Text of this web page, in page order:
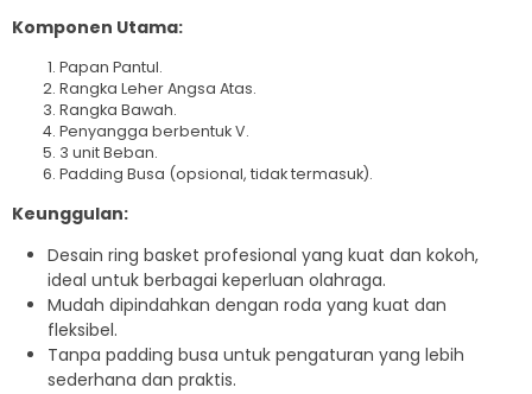
Komponen Utama:
Papan Pantul.
Rangka Leher Angsa Atas.
Rangka Bawah.
Penyangga berbentuk V.
3 unit Beban.
Padding Busa (opsional, tidak termasuk).
Keunggulan:
Desain ring basket profesional yang kuat dan kokoh,
ideal untuk berbagai keperluan olahraga.
Mudah dipindahkan dengan roda yang kuat dan
fleksibel.
Tanpa padding busa untuk pengaturan yang lebih
sederhana dan praktis.